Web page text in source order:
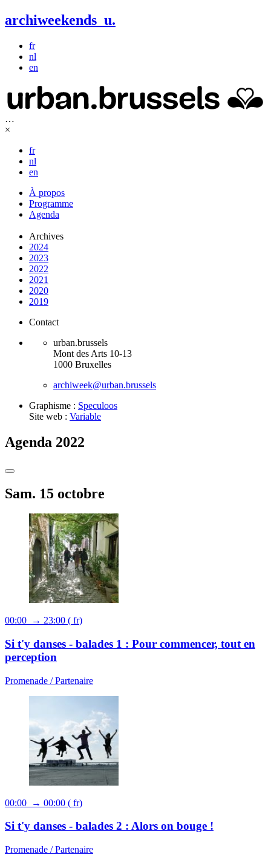
archiweekends u.
fr
nl
en
…
×
fr
nl
en
À propos
Programme
Agenda
Archives
2024
2023
2022
2021
2020
2019
Contact
urban.brussels
Mont des Arts 10-13
1000 Bruxelles
archiweek@urban.brussels
Graphisme : Speculoos
Site web : Variable
Agenda 2022
Sam. 15 octobre
00:00 → 23:00 ( fr)
Si t'y danses - balades 1 : Pour commencer, tout en
perception
Promenade /Partenaire
00:00 → 00:00 ( fr)
Si t'y danses - balades 2 : Alors on bouge !
Promenade /Partenaire